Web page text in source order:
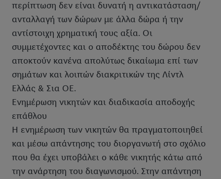
περίπτωση δεν είναι δυνατή η αντικατάσταση/
ανταλλαγή των δώρων με άλλα δώρα ή την
αντίστοιχη χρηματική τους αξία. Οι
συμμετέχοντες και ο αποδέκτης του δώρου δεν
αποκτούν κανένα απολύτως δικαίωμα επί των
σημάτων και λοιπών διακριτικών της Λίντλ
Ελλάς & Σια ΟΕ.
Ενημέρωση νικητών και διαδικασία αποδοχής
επάθλου
Η ενημέρωση των νικητών θα πραγματοποιηθεί
και μέσω απάντησης του διοργανωτή στο σχόλιο
που θα έχει υποβάλει ο κάθε νικητής κάτω από
την ανάρτηση του διαγωνισμού. Στην απάντηση